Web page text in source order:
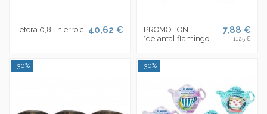
Tetera 0,8 l.hierro c 40,62 €
PROMOTION
*delantal flamingo
7,88 €
11,25 €
-30% -30%